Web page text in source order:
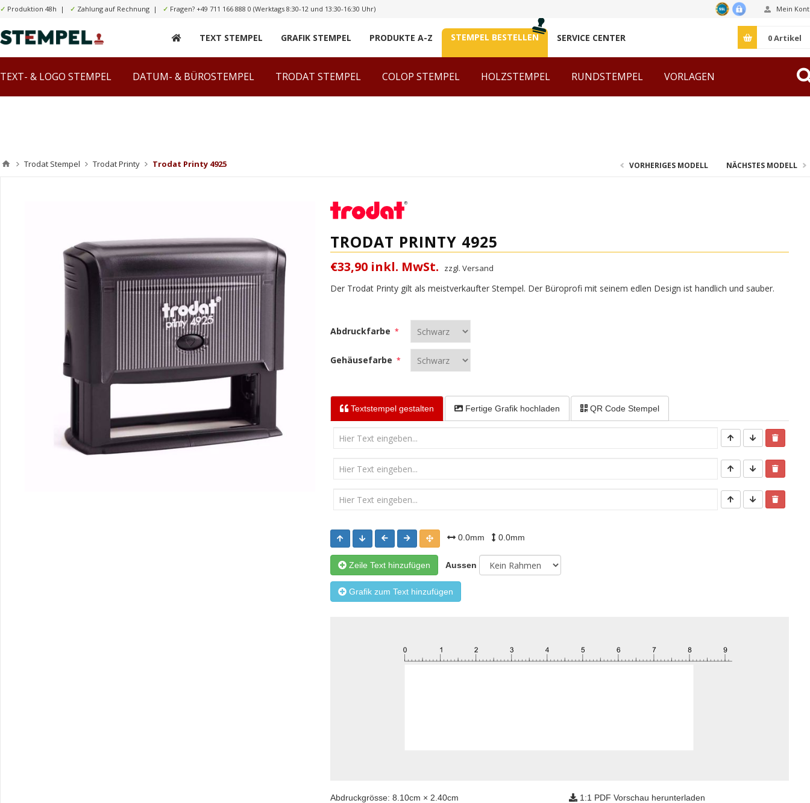
✓ Produktion 48h | ✓ Zahlung auf Rechnung | ✓ Fragen? +49 711 166 888 0 (Werktags 8:30-12 und 13:30-16:30 Uhr) Mein
TEXT STEMPEL GRAFIK STEMPEL PRODUKTE A-Z STEMPEL BESTELLEN SERVICE CENTER 0Artikel
TEXT- & LOGO STEMPEL DATUM- & BÜROSTEMPEL TRODAT STEMPEL COLOP STEMPEL HOLZSTEMPEL RUNDSTEMPEL VORLAGEN
Trodat Stempel Trodat Printy Trodat Printy 4925 VORHERIGES MODELL NÄCHSTES MODELL
TRODAT PRINTY 4925
€33,90 inkl. MwSt. zzgl. Versand
Der Trodat Printy gilt als meistverkaufter Stempel. Der Büroprofi mit seinem edlen Design ist handlich und sauber.
Abdruckfarbe *
Gehäusefarbe *
Textstempel gestalten Fertige Grafik hochladen QR Code Stempel
0.0mm 0.0mm
Zeile Text hinzufügen Aussen
Grafik zum Text hinzufügen
Abdruckgrösse:8.10cm × 2.40cm 1:1 PDF Vorschau herunterladen